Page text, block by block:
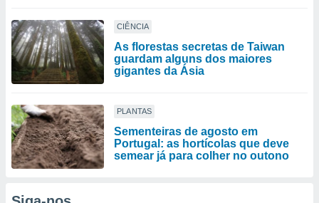
CIÊNCIA
As florestas secretas de Taiwan
guardam alguns dos maiores
gigantes da Ásia
PLANTAS
Sementeiras de agosto em
Portugal: as hortícolas que deve
semear já para colher no outono